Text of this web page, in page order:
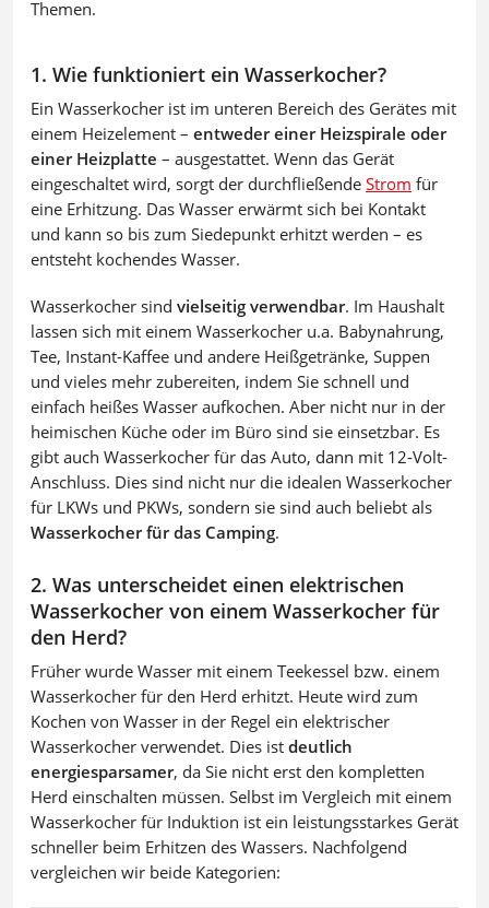
Themen.
1. Wie funktioniert ein Wasserkocher?
Ein Wasserkocher ist im unteren Bereich des Gerätes mit
einem Heizelement – entweder einer Heizspirale oder
einer Heizplatte – ausgestattet. Wenn das Gerät
eingeschaltet wird, sorgt der durchfließende Strom für
eine Erhitzung. Das Wasser erwärmt sich bei Kontakt
und kann so bis zum Siedepunkt erhitzt werden – es
entsteht kochendes Wasser.
Wasserkocher sind vielseitig verwendbar. Im Haushalt
lassen sich mit einem Wasserkocher u.a. Babynahrung,
Tee, Instant-Kaffee und andere Heißgetränke, Suppen
und vieles mehr zubereiten, indem Sie schnell und
einfach heißes Wasser aufkochen. Aber nicht nur in der
heimischen Küche oder im Büro sind sie einsetzbar. Es
gibt auch Wasserkocher für das Auto, dann mit 12-Volt-
Anschluss. Dies sind nicht nur die idealen Wasserkocher
für LKWs und PKWs, sondern sie sind auch beliebt als
Wasserkocher für das Camping.
2. Was unterscheidet einen elektrischen
Wasserkocher von einem Wasserkocher für
den Herd?
Früher wurde Wasser mit einem Teekessel bzw. einem
Wasserkocher für den Herd erhitzt. Heute wird zum
Kochen von Wasser in der Regel ein elektrischer
Wasserkocher verwendet. Dies ist deutlich
energiesparsamer, da Sie nicht erst den kompletten
Herd einschalten müssen. Selbst im Vergleich mit einem
Wasserkocher für Induktion ist ein leistungsstarkes Gerät
schneller beim Erhitzen des Wassers. Nachfolgend
vergleichen wir beide Kategorien: